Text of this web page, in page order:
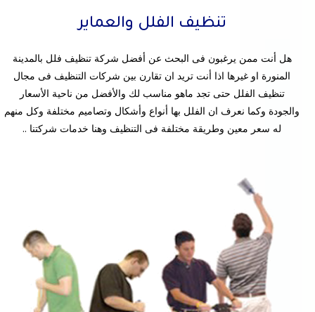
تنظيف الفلل والعماير
هل أنت ممن يرغبون فى البحث عن أفضل شركة تنظيف فلل بالمدينة
المنورة او غيرها اذا أنت تريد ان تقارن بين شركات التنظيف فى مجال
تنظيف الفلل حتى تجد ماهو مناسب لك والأفضل من ناحية الأسعار
والجودة وكما نعرف ان الفلل بها أنواع وأشكال وتصاميم مختلفة وكل منهم
له سعر معين وطريقة مختلفة فى التنظيف وهنا خدمات شركتنا ..